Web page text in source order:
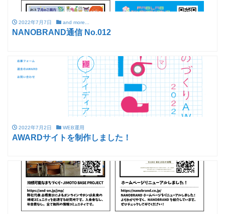
2022年7月7日 and more...
NANOBRAND通信 No.012
2022年7月2日 WEB運用
AWARDサイトを制作しました！